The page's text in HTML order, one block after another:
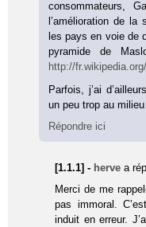
consommateurs,
l’amélioration de la
les pays en voie de
pyramide de
http://
Parfois, j’ai
un peu trop au
Répondre ici
[1.1.1] - herve a
Merci de me
pas immoral.
induit en erreur.